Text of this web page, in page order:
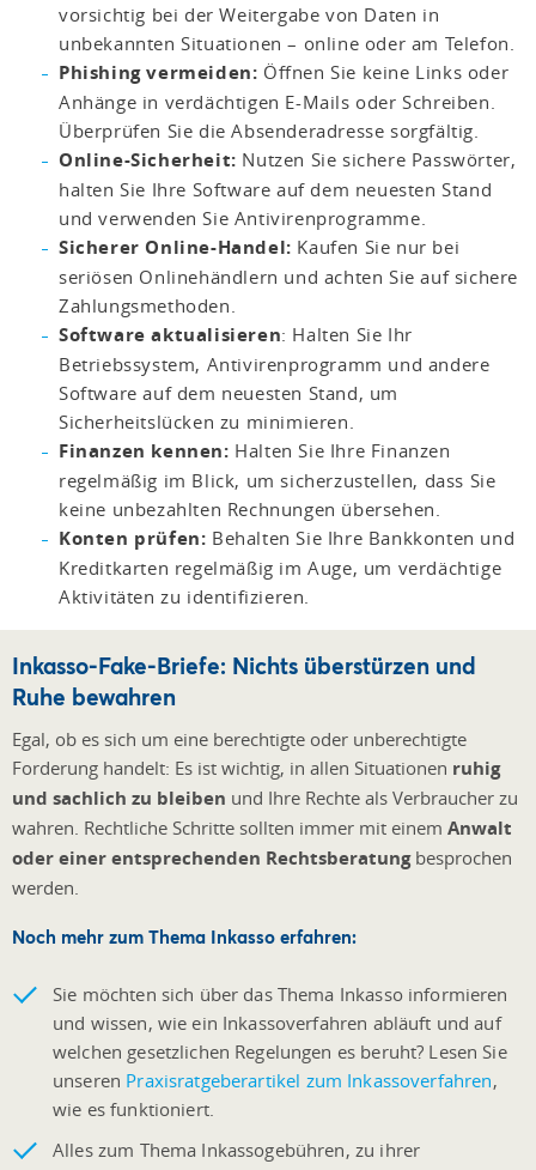
vorsichtig bei der Weitergabe von Daten in
unbekannten Situationen – online oder am Telefon.
Phishing vermeiden: Öffnen Sie keine Links oder
Anhänge in verdächtigen E-Mails oder Schreiben.
Überprüfen Sie die Absenderadresse sorgfältig.
Online-Sicherheit: Nutzen Sie sichere Passwörter,
halten Sie Ihre Software auf dem neuesten Stand
und verwenden Sie Antivirenprogramme.
Sicherer Online-Handel: Kaufen Sie nur bei
seriösen Onlinehändlern und achten Sie auf sichere
Zahlungsmethoden.
Software aktualisieren: Halten Sie Ihr
Betriebssystem, Antivirenprogramm und andere
Software auf dem neuesten Stand, um
Sicherheitslücken zu minimieren.
Finanzen kennen: Halten Sie Ihre Finanzen
regelmäßig im Blick, um sicherzustellen, dass Sie
keine unbezahlten Rechnungen übersehen.
Konten prüfen: Behalten Sie Ihre Bankkonten und
Kreditkarten regelmäßig im Auge, um verdächtige
Aktivitäten zu identifizieren.
Inkasso-Fake-Briefe: Nichts überstürzen und
Ruhe bewahren
Egal, ob es sich um eine berechtigte oder unberechtigte
Forderung handelt: Es ist wichtig, in allen Situationen ruhig
und sachlich zu bleiben und Ihre Rechte als Verbraucher zu
wahren. Rechtliche Schritte sollten immer mit einem Anwalt
oder einer entsprechenden Rechtsberatungbesprochen
werden.
Noch mehr zum Thema Inkasso erfahren:
Sie möchten sich über das Thema Inkasso informieren
und wissen, wie ein Inkassoverfahren abläuft und auf
welchen gesetzlichen Regelungen es beruht? Lesen Sie
unseren Praxisratgeberartikel zum Inkassoverfahren,
wie es funktioniert.
Alles zum Thema Inkassogebühren, zu ihrer